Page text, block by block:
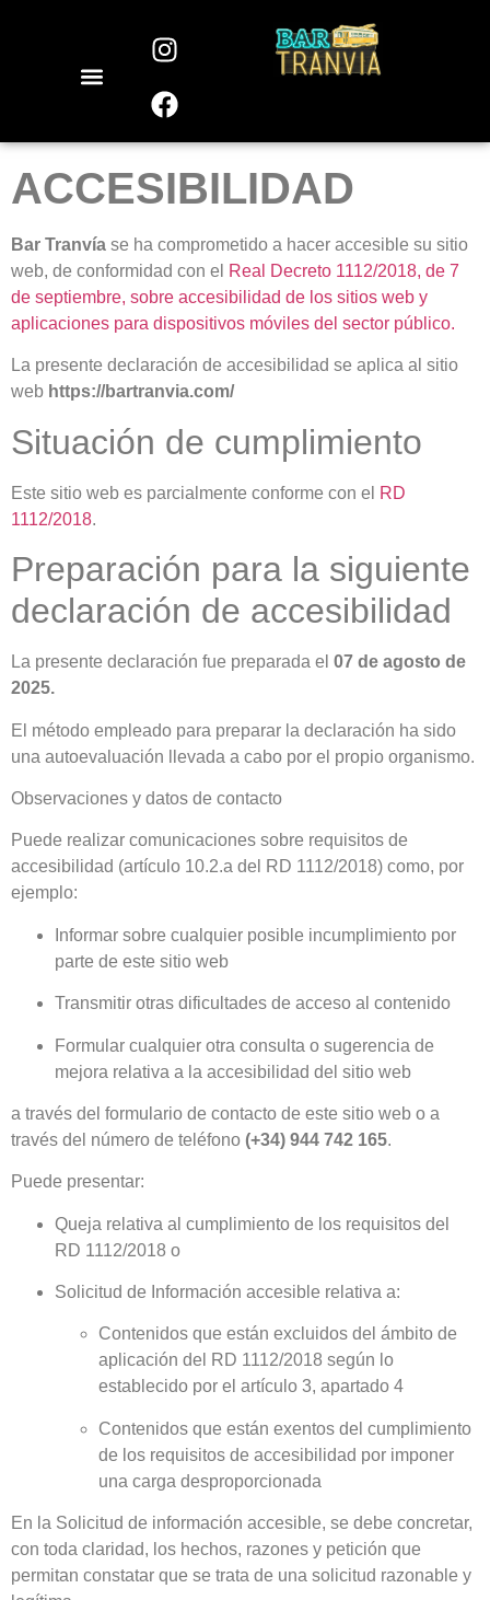
ACCESIBILIDAD
Bar Tranvía se ha comprometido a hacer accesible su sitio
web, de conformidad con el
Real Decreto 1112/2018, de 7
de septiembre, sobre accesibilidad de los sitios web y
aplicaciones para dispositivos móviles del sector público.
La presente declaración de accesibilidad se aplica al sitio
web https://bartranvia.com/
Situación de cumplimiento
Este sitio web es parcialmente conforme con el
RD
1112/2018.
Preparación para la siguiente
declaración de accesibilidad
La presente declaración fue preparada el 07 de agosto de
2025.
El método empleado para preparar la declaración ha sido
una autoevaluación llevada a cabo por el propio organismo.
Observaciones y datos de contacto
Puede realizar comunicaciones sobre requisitos de
accesibilidad (artículo 10.2.a del RD 1112/2018) como, por
ejemplo:
Informar sobre cualquier posible incumplimiento por
parte de este sitio web
Transmitir otras dificultades de acceso al contenido
Formular cualquier otra consulta o sugerencia de
mejora relativa a la accesibilidad del sitio web
a través del formulario de contacto de este sitio web o a
través del número de teléfono (+34) 944 742 165.
Puede presentar:
Queja relativa al cumplimiento de los requisitos del
RD 1112/2018 o
Solicitud de Información accesible relativa a:
Contenidos que están excluidos del ámbito de
aplicación del RD 1112/2018 según lo
establecido por el artículo 3, apartado 4
Contenidos que están exentos del cumplimiento
de los requisitos de accesibilidad por imponer
una carga desproporcionada
En la Solicitud de información accesible, se debe concretar,
con toda claridad, los hechos, razones y petición que
permitan constatar que se trata de una solicitud razonable y